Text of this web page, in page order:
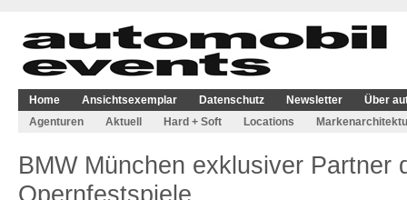
Home Ansichtsexemplar Datenschutz Newsletter
Über
Agenturen
Aktuell Hard + Soft Locations
BMW München exklusiver Partner
Opernfestspiele